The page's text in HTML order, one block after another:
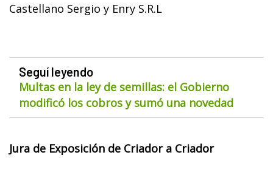
Castellano Sergio y Enry S.R.L
Seguí leyendo
Multas en la ley de semillas: el Gobierno
modificó los cobros y sumó una novedad
Jura de Exposición de Criador a Criador